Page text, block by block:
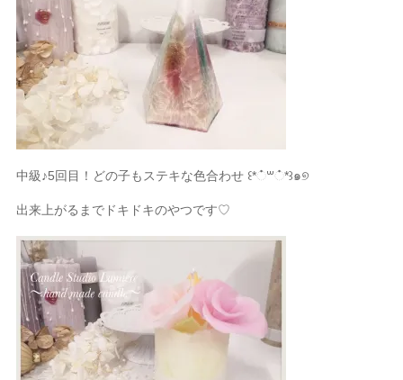
中級♪5回目！どの子もステキな色合わせ ꒰*்꒳்*꒱๑୭
出来上がるまでドキドキのやつです♡